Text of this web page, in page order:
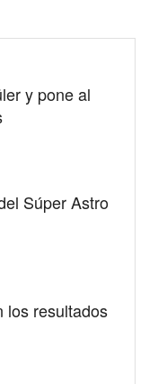
y pone al
Súper Astro
los resultados